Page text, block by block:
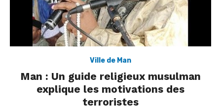
Ville de Man
Man : Un guide religieux musulman
explique les motivations des
terroristes